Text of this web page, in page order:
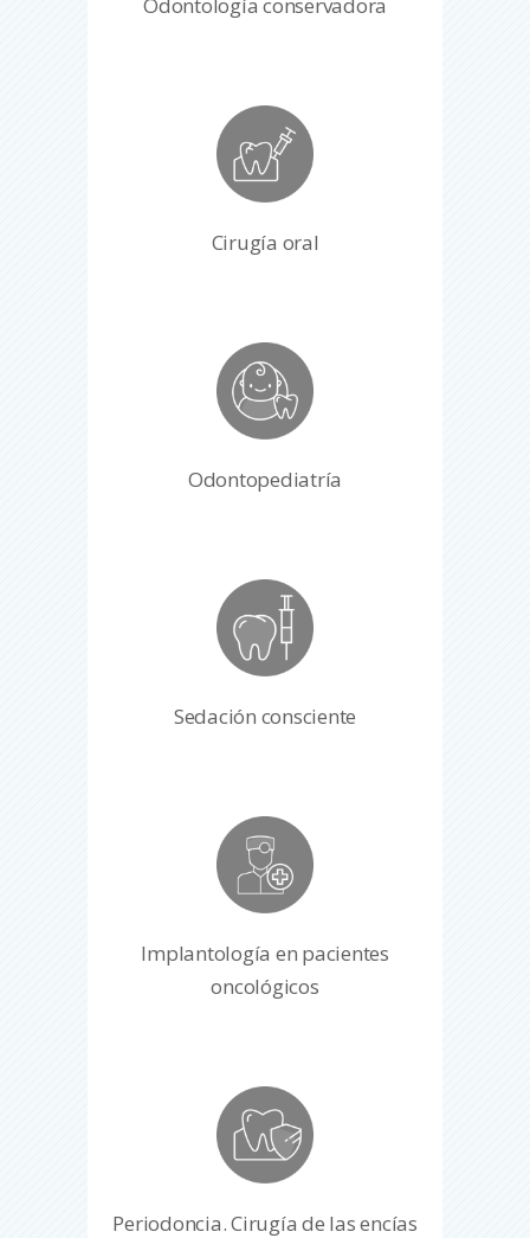
Cirugía oral
Odontopediatría
Sedación consciente
Implantología en pacientes
oncológicos
Periodoncia. Cirugía de las encías